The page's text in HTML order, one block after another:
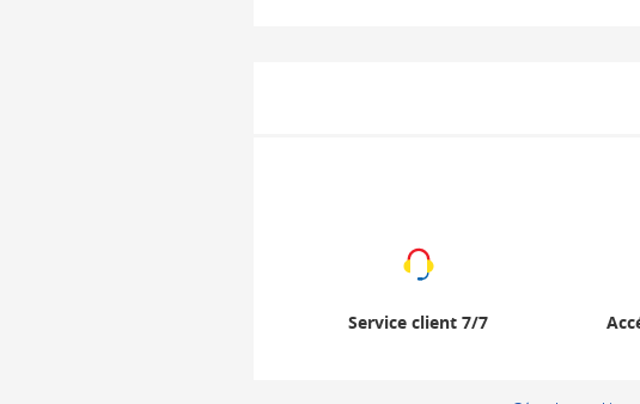
Service client 7/7